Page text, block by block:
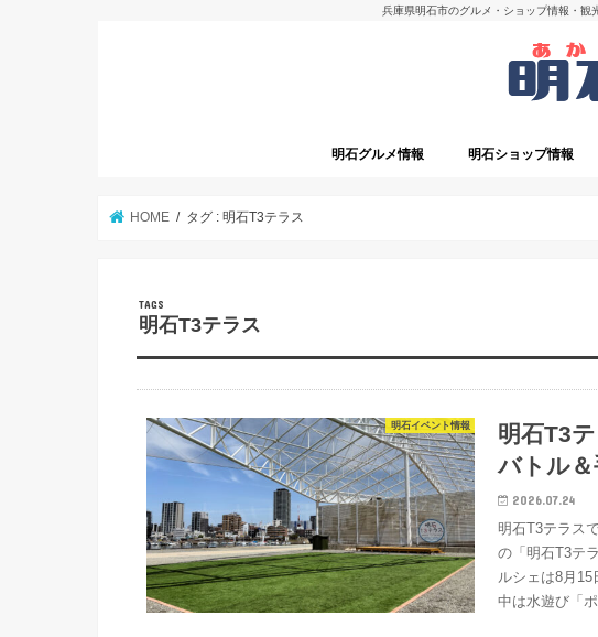
兵庫県明石市のグルメ・ショップ情報・観
明石グルメ情報 明石ショップ情報
HOME タグ : 明石T3テラス
明石T3テラス
明石イベント情報
明石T3
バトル
2026.07.24
明石T3テラス
の「明石T3テ
ルシェは8月
中は水遊び「